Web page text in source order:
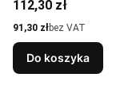
Cena
112,30 zł
Cena
91,30 złbez VAT
Do koszyka